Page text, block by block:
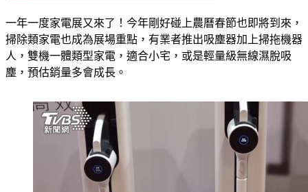
一年一度家電展又來了！今年剛好碰上農曆春節也即將到來，
掃除類家電也成為展場重點，有業者推出吸塵器加上掃拖機器
人，雙機一體類型家電，適合小宅，或是輕量級無線濕脫吸
塵，預估銷量多會成長。